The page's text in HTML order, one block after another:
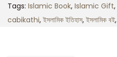
Tags: Islamic Book, Islamic Gift,
cabikathi, ইসলামিক ইতিহাস, ইসলামিক বই,